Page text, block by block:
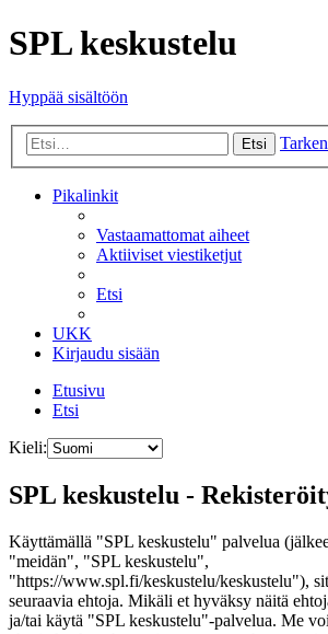
SPL keskustelu
Hyppää sisältöön
Etsi
Pikalinkit
Vastaamattomat aiheet
Aktiiviset viestiketjut
Etsi
UKK
Kirjaudu sisään
Etusivu
Etsi
Kieli:
SPL keskustelu -
Käyttämällä "SPL keskustelu" palvelua
"meidän", "SPL keskustelu",
"https://www.spl.fi/keskustelu/keskustelu"),
seuraavia ehtoja. Mikäli et hyväksy näitä
ja/tai käytä "SPL keskustelu"-palvelua. Me